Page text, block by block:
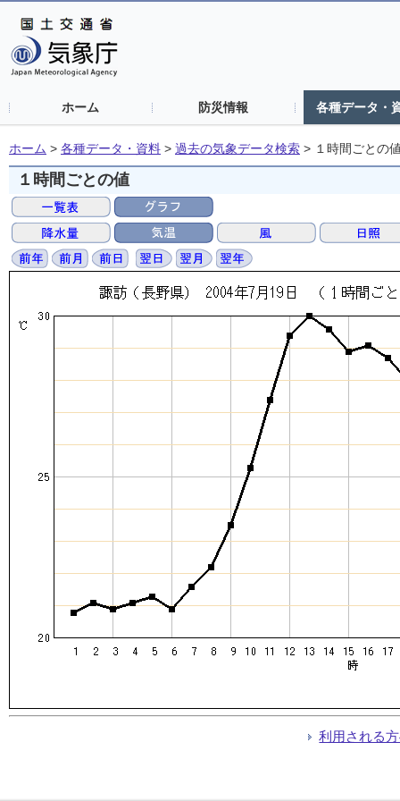
ホーム 防災情報 各種データ・
ホーム > 各種データ・資料 > 過去の気象データ検索 > １時間ごとの
１時間ごとの値
利用される